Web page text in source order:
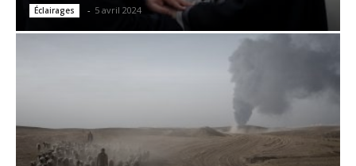
Éclairages - 5 avril 2024